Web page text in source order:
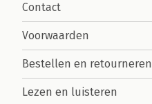
Contact
Voorwaarden
Bestellen en retourneren
Lezen en luisteren